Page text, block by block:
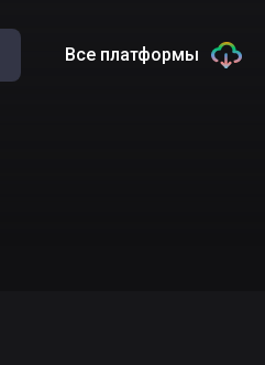
Все платформы